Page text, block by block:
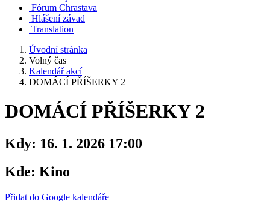
Fórum Chrastava
Hlášení závad
Translation
Úvodní stránka
Volný čas
Kalendář akcí
DOMÁCÍ PŘÍŠERKY 2
DOMÁCÍ PŘÍŠERKY 2
Kdy: 16. 1. 2026 17:00
Kde: Kino
Přidat do Google kalendáře